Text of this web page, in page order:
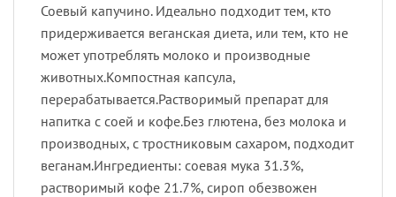
Соевый капучино. Идеально подходит тем, кто
придерживается веганская диета, или тем, кто не
может употреблять молоко и производные
животных.Компостная капсула,
перерабатывается.Растворимый препарат для
напитка с соей и кофе.Без глютена, без молока и
производных, с тростниковым сахаром, подходит
веганам.Ингредиенты: соевая мука 31.3%,
растворимый кофе 21.7%, сироп обезвожен